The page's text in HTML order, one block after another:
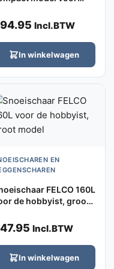
94.95 Incl.BTW
In winkelwagen
EN
FELCO 160L
de hobbyist, groot
47.95 Incl.BTW
In winkelwagen